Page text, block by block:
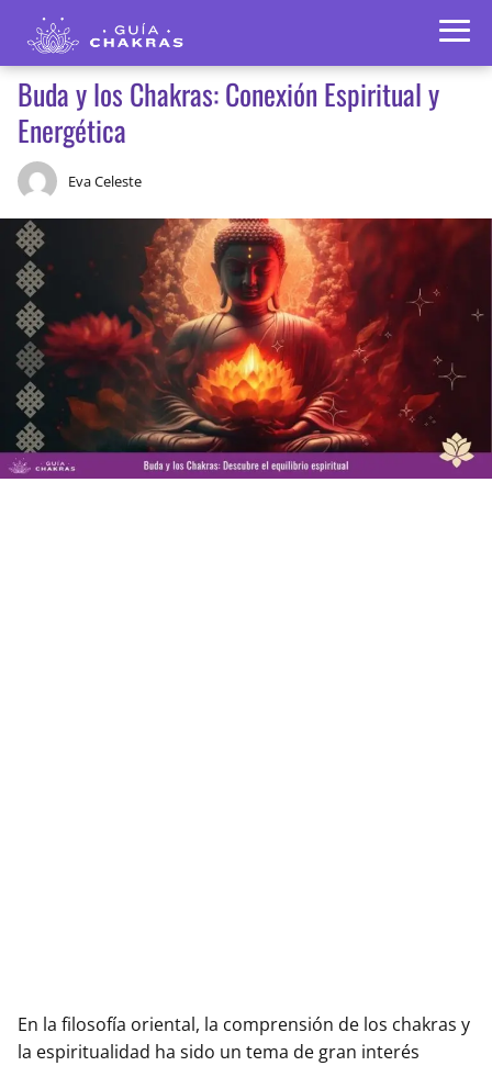
Buda y los Chakras: Conexión Espiritual y
Energética
Eva Celeste
En la filosofía oriental, la comprensión de los chakras y
la espiritualidad ha sido un tema de gran interés